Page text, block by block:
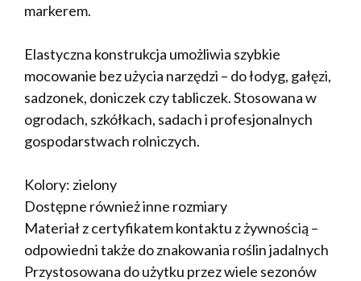
markerem.
Elastyczna konstrukcja umożliwia szybkie
mocowanie bez użycia narzędzi – do łodyg, gałęzi,
sadzonek, doniczek czy tabliczek. Stosowana w
ogrodach, szkółkach, sadach i profesjonalnych
gospodarstwach rolniczych.
Kolory: zielony
Dostępne również inne rozmiary
Materiał z certyfikatem kontaktu z żywnością –
odpowiedni także do znakowania roślin jadalnych
Przystosowana do użytku przez wiele sezonów